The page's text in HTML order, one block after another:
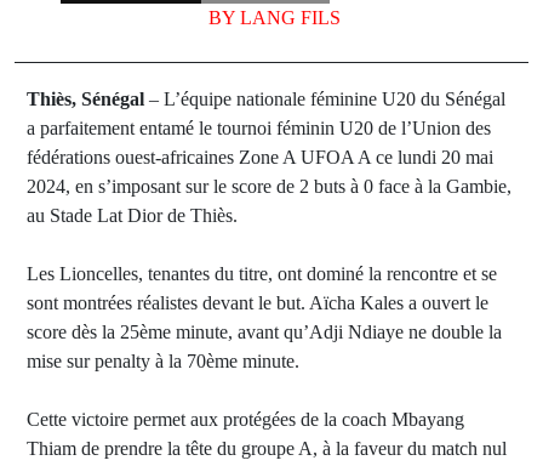
BY LANG FILS
Thiès, Sénégal – L’équipe nationale féminine U20 du Sénégal
a parfaitement entamé le tournoi féminin U20 de l’Union des
fédérations ouest-africaines Zone A UFOA A ce lundi 20 mai
2024, en s’imposant sur le score de 2 buts à 0 face à la Gambie,
au Stade Lat Dior de Thiès.
Les Lioncelles, tenantes du titre, ont dominé la rencontre et se
sont montrées réalistes devant le but. Aïcha Kales a ouvert le
score dès la 25ème minute, avant qu’Adji Ndiaye ne double la
mise sur penalty à la 70ème minute.
Cette victoire permet aux protégées de la coach Mbayang
Thiam de prendre la tête du groupe A, à la faveur du match nul